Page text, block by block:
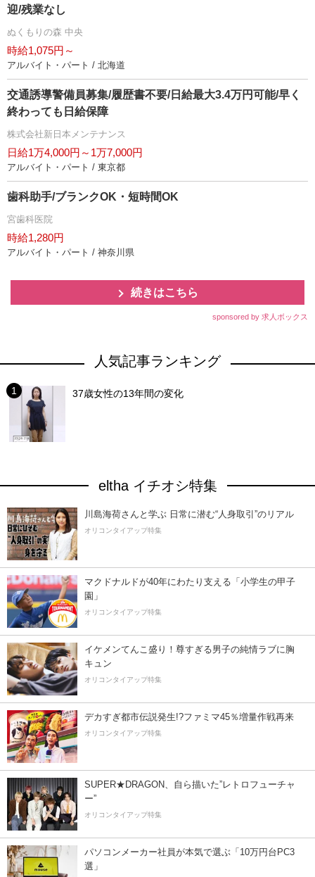
迎/残業なし
ぬくもりの森 中央
時給1,075円～
アルバイト・パート / 北海道
交通誘導警備員募集/履歴書不要/日給最大3.4万円可能/早く
終わっても日給保障
株式会社新日本メンテナンス
日給1万4,000円～1万7,000円
アルバイト・パート / 東京都
歯科助手/ブランクOK・短時間OK
宮歯科医院
時給1,280円
アルバイト・パート / 神奈川県
続きはこちら
sponsored by 求人ボックス
人気記事ランキング
37歳女性の13年間の変化
eltha イチオシ特集
川島海荷さんと学ぶ 日常に潜む“人身取引”のリアル
オリコンタイアップ特集
マクドナルドが40年にわたり支える「小学生の甲子
園」
オリコンタイアップ特集
イケメンてんこ盛り！尊すぎる男子の純情ラブに胸
キュン
オリコンタイアップ特集
デカすぎ都市伝説発生!?ファミマ45％増量作戦再来
オリコンタイアップ特集
SUPER★DRAGON、自ら描いた”レトロフューチャ
ー”
オリコンタイアップ特集
パソコンメーカー社員が本気で選ぶ「10万円台PC3
選」